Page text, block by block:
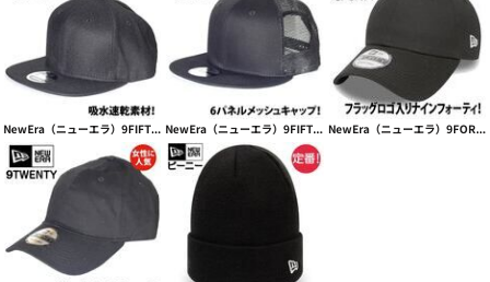
NewEra（ニューエラ）9FIFTY Diamond Flat Snapback【本体価格(税抜)￥4,990】 NewEra（ニューエラ）9FIFTY Standard Fit Trucker Cap【本体価格(税抜)￥4,990】 NewEra（ニューエラ）9FORTY CLASSIC フラッグロゴ入り【本体価格(税抜)￥5,800】